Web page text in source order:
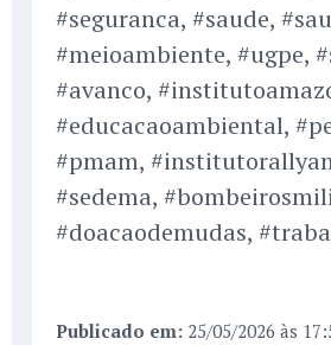
#seguranca, #saude,
#meioambiente, #ugpe,
#avanco,
#educacaoambiental,
#pmam,
#sedema,
#doacaodemudas,
Publicado em: 25/05/2026 às